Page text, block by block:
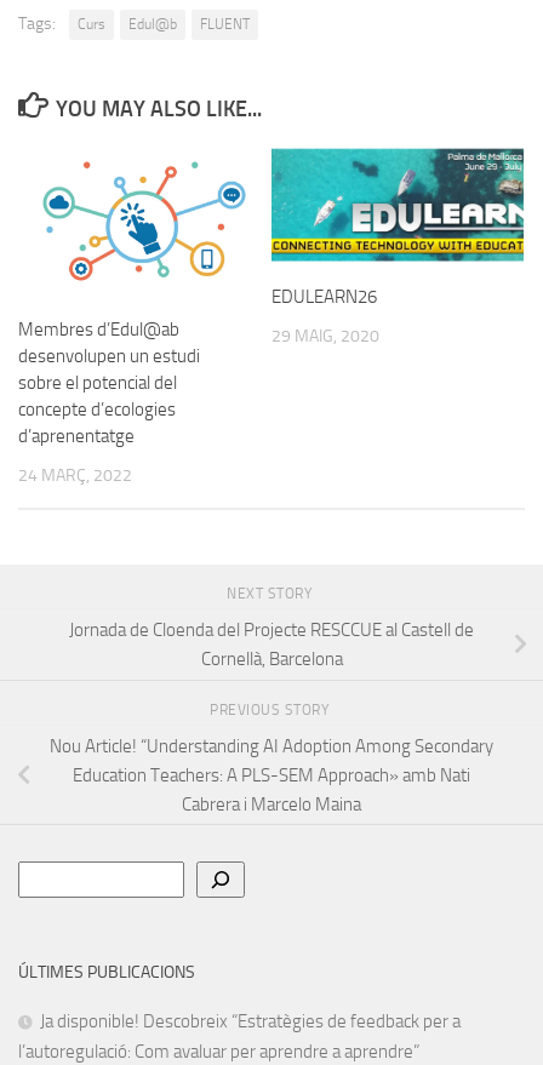
Tags: Curs Edul@b FLUENT
YOU MAY ALSO LIKE...
Membres d’Edul@ab
desenvolupen un estudi
sobre el potencial del
concepte d’ecologies
d’aprenentatge
24 MARÇ, 2022
EDULEARN26
29 MAIG, 2020
NEXT STORY
Jornada de Cloenda del Projecte RESCCUE al Castell de
Cornellà, Barcelona
PREVIOUS STORY
Nou Article! “Understanding AI Adoption Among Secondary
Education Teachers: A PLS-SEM Approach» amb Nati
Cabrera i Marcelo Maina
ÚLTIMES PUBLICACIONS
Ja disponible! Descobreix “Estratègies de feedback per a
l’autoregulació: Com avaluar per aprendre a aprendre”